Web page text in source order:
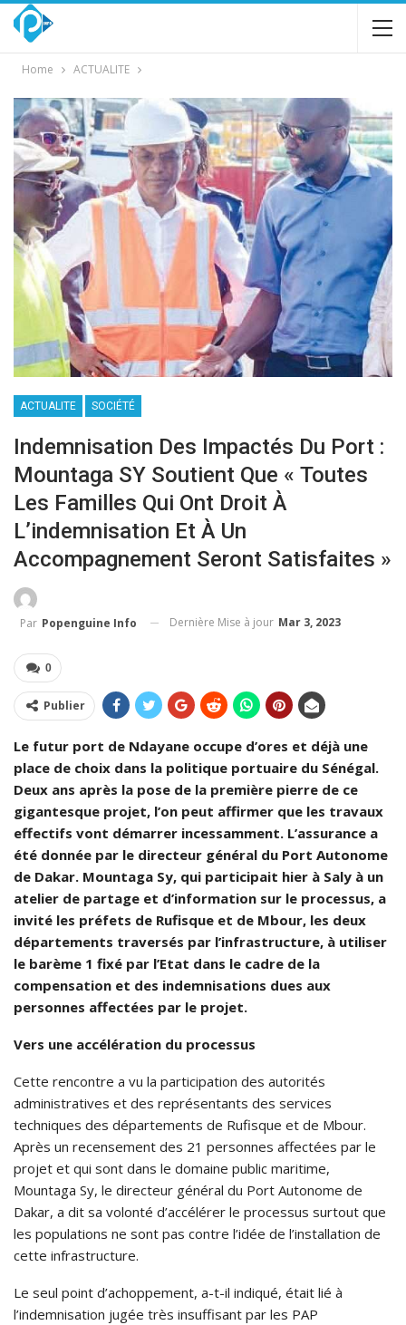
Home ACTUALITE
ACTUALITE SOCIÉTÉ
Indemnisation Des Impactés Du Port :
Mountaga SY Soutient Que « Toutes
Les Familles Qui Ont Droit À
L’indemnisation Et À Un
Accompagnement Seront Satisfaites »
Par Popenguine Info Dernière Mise à jour Mar 3, 2023
0
Publier
Le futur port de Ndayane occupe d’ores et déjà une
place de choix dans la politique portuaire du Sénégal.
Deux ans après la pose de la première pierre de ce
gigantesque projet, l’on peut affirmer que les travaux
effectifs vont démarrer incessamment. L’assurance a
été donnée par le directeur général du Port Autonome
de Dakar. Mountaga Sy, qui participait hier à Saly à un
atelier de partage et d’information sur le processus, a
invité les préfets de Rufisque et de Mbour, les deux
départements traversés par l’infrastructure, à utiliser
le barème 1 fixé par l’Etat dans le cadre de la
compensation et des indemnisations dues aux
personnes affectées par le projet.
Vers une accélération du processus
Cette rencontre a vu la participation des autorités
administratives et des représentants des services
techniques des départements de Rufisque et de Mbour.
Après un recensement des 21 personnes affectées par le
projet et qui sont dans le domaine public maritime,
Mountaga Sy, le directeur général du Port Autonome de
Dakar, a dit sa volonté d’accélérer le processus surtout que
les populations ne sont pas contre l’idée de l’installation de
cette infrastructure.
Le seul point d’achoppement, a-t-il indiqué, était lié à
l’indemnisation jugée très insuffisant par les PAP